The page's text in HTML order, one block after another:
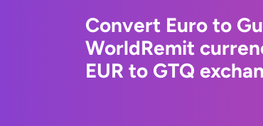
Convert Euro to
WorldRemit
EUR to GTQ